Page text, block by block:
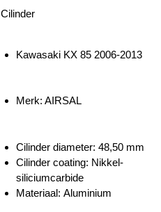
Cilinder
Kawasaki KX 85 2006-2013
Merk: AIRSAL
Cilinder diameter: 48,50 mm
Cilinder coating: Nikkel-
siliciumcarbide
Materiaal: Aluminium